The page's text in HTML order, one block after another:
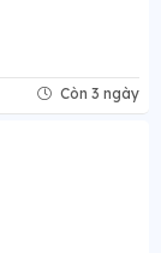
Còn 3 ngày